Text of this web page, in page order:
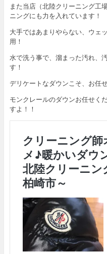
また当店（北陸クリーニング工
ニングにも力を入れています！
大手ではあまりやらない、ウェ
用！
水で洗う事で、溜まった汚れ、
す！
デリケートなダウンこそ、お任
モンクレールのダウンお任せく
すよ！！